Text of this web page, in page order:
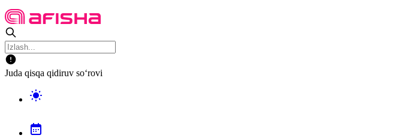
Juda qisqa qidiruv so‘rovi